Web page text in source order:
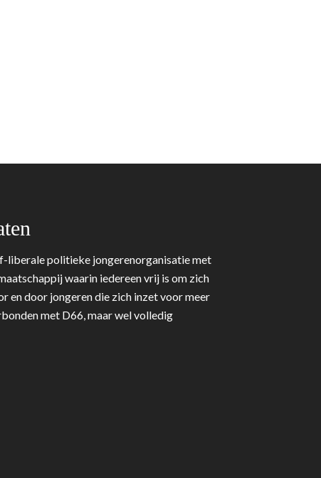
liberale politieke jongerenorganisatie met
waarin iedereen vrij is om zich
en door jongeren die zich inzet voor meer
met D66, maar wel volledig